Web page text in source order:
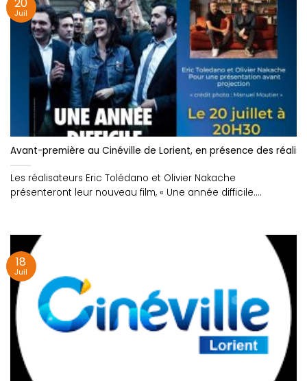
Avant-première au Cinéville de Lorient, en présence des
Les réalisateurs Eric Tolédano et Olivier Nakache
présenteront leur nouveau film, « Une année difficile....
20
Juil
18
Juil